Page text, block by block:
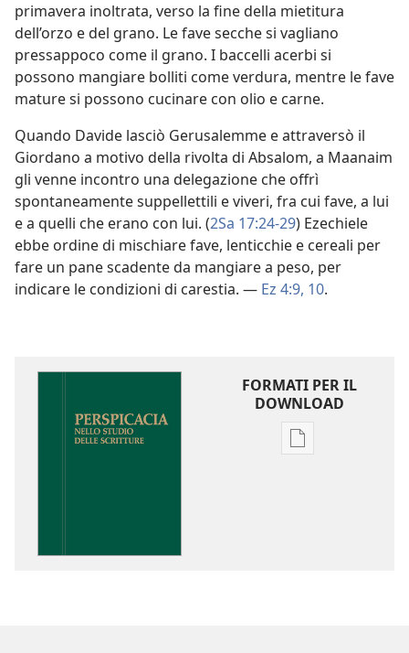
primavera inoltrata, verso la fine della mietitura
dell’orzo e del grano. Le fave secche si vagliano
pressappoco come il grano. I baccelli acerbi si
possono mangiare bolliti come verdura, mentre le fave
mature si possono cucinare con olio e carne.
Quando Davide lasciò Gerusalemme e attraversò il
Giordano a motivo della rivolta di Absalom, a Maanaim
gli venne incontro una delegazione che offrì
spontaneamente suppellettili e viveri, fra cui fave, a lui
e a quelli che erano con lui. (2Sa 17:24-29) Ezechiele
ebbe ordine di mischiare fave, lenticchie e cereali per
fare un pane scadente da mangiare a peso, per
indicare le condizioni di carestia. — Ez 4:9, 10.
FORMATI PER IL
DOWNLOAD
Opzioni